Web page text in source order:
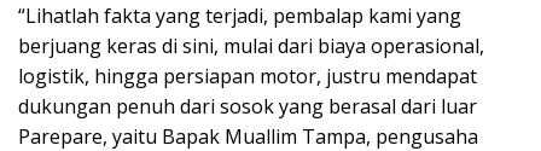
“Lihatlah fakta yang terjadi, pembalap kami yang
berjuang keras di sini, mulai dari biaya operasional,
logistik, hingga persiapan motor, justru mendapat
dukungan penuh dari sosok yang berasal dari luar
Parepare, yaitu Bapak Muallim Tampa, pengusaha